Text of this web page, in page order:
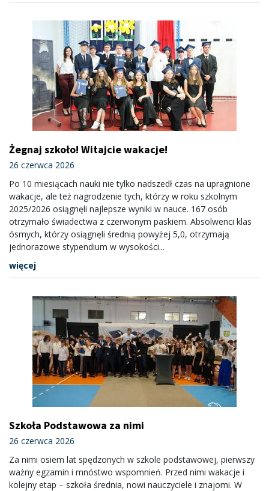
Żegnaj szkoło! Witajcie wakacje!
26 czerwca 2026
Po 10 miesiącach nauki nie tylko nadszedł czas na upragnione
wakacje, ale też nagrodzenie tych, którzy w roku szkolnym
2025/2026 osiągnęli najlepsze wyniki w nauce. 167 osób
otrzymało świadectwa z czerwonym paskiem. Absolwenci klas
ósmych, którzy osiągnęli średnią powyżej 5,0, otrzymają
jednorazowe stypendium w wysokości...
więcej
Szkoła Podstawowa za nimi
26 czerwca 2026
Za nimi osiem lat spędzonych w szkole podstawowej, pierwszy
ważny egzamin i mnóstwo wspomnień. Przed nimi wakacje i
kolejny etap – szkoła średnia, nowi nauczyciele i znajomi. W